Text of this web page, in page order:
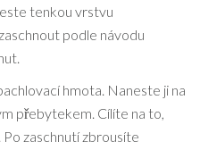
tenkou vrstvu
podle návodu
hmota. Naneste ji na
přebytekem. Cílíte na to,
zaschnutí zbrousíte